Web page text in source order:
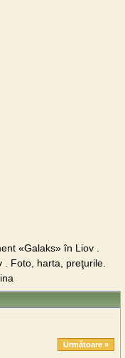
«Galaks» în Liov .
Foto, harta, preţurile.
Următoare »